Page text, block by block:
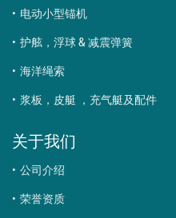
电动小型锚机
护舷，浮球 & 减震弹簧
海洋绳索
浆板，皮艇 ，充气艇及配件
关于我们
公司介绍
荣誉资质